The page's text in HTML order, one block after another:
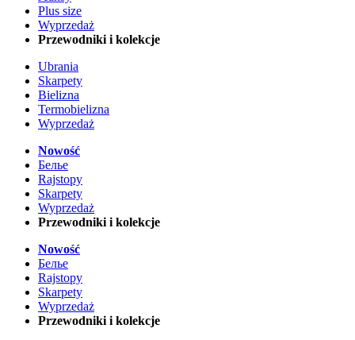
Plus size
Wyprzedaż
Przewodniki i kolekcje
Ubrania
Skarpety
Bielizna
Termobielizna
Wyprzedaż
Nowość
Белье
Rajstopy
Skarpety
Wyprzedaż
Przewodniki i kolekcje
Nowość
Белье
Rajstopy
Skarpety
Wyprzedaż
Przewodniki i kolekcje